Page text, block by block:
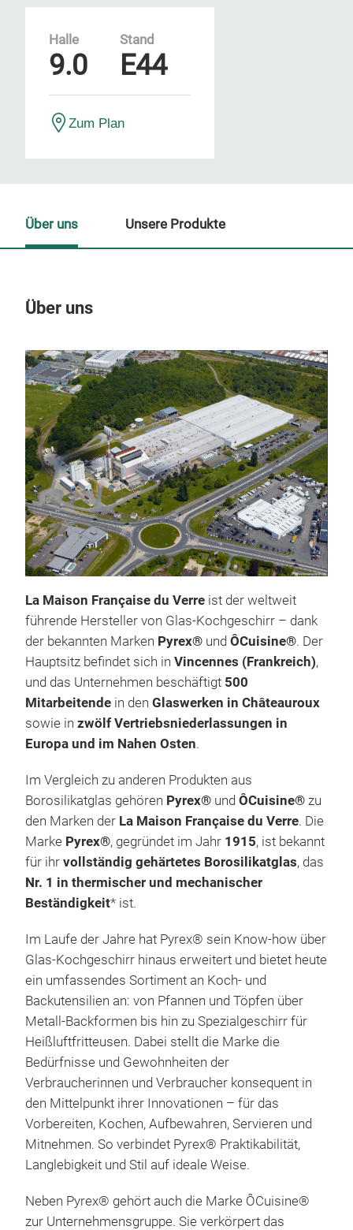
Halle
9.0
Stand
E44
Zum Plan
Über uns
La Maison Française du Verre ist der weltweit
führende Hersteller von Glas-Kochgeschirr – dank
der bekannten Marken Pyrex® und ÔCuisine®. Der
Hauptsitz befindet sich in Vincennes (Frankreich),
und das Unternehmen beschäftigt 500
Mitarbeitende in den Glaswerken in Châteauroux
sowie in zwölf Vertriebsniederlassungen in
Europa und im Nahen Osten.
Im Vergleich zu anderen Produkten aus
Borosilikatglas gehören Pyrex® und ÔCuisine® zu
den Marken der La Maison Française du Verre. Die
Marke Pyrex®, gegründet im Jahr 1915, ist bekannt
für ihr vollständig gehärtetes Borosilikatglas, das
Nr. 1 in thermischer und mechanischer
Beständigkeit* ist.
Im Laufe der Jahre hat Pyrex® sein Know-how über
Glas-Kochgeschirr hinaus erweitert und bietet heute
ein umfassendes Sortiment an Koch- und
Backutensilien an: von Pfannen und Töpfen über
Metall-Backformen bis hin zu Spezialgeschirr für
Heißluftfritteusen. Dabei stellt die Marke die
Bedürfnisse und Gewohnheiten der
Verbraucherinnen und Verbraucher konsequent in
den Mittelpunkt ihrer Innovationen – für das
Vorbereiten, Kochen, Aufbewahren, Servieren und
Mitnehmen. So verbindet Pyrex® Praktikabilität,
Langlebigkeit und Stil auf ideale Weise.
Neben Pyrex® gehört auch die Marke ÔCuisine®
zur Unternehmensgruppe. Sie verkörpert das
Über uns Unsere Produkte